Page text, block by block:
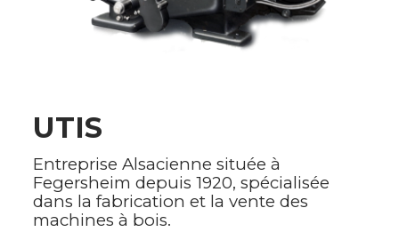
UTIS
Entreprise Alsacienne située à
Fegersheim depuis 1920, spécialisée
dans la fabrication et la vente des
machines à bois.